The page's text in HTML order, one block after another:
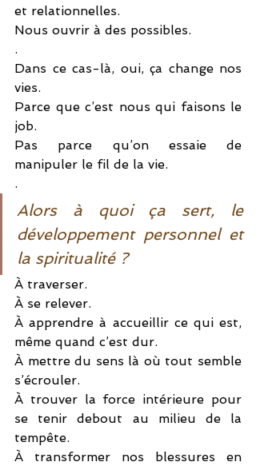
et relationnelles.
Nous ouvrir à des possibles.
.
Dans ce cas-là, oui, ça change nos
vies.
Parce que c’est nous qui faisons le
job.
Pas parce qu’on essaie de
manipuler le fil de la vie.
.
Alors à quoi ça sert, le
développement personnel et
la spiritualité ?
À traverser.
À se relever.
À apprendre à accueillir ce qui est,
même quand c’est dur.
À mettre du sens là où tout semble
s’écrouler.
À trouver la force intérieure pour
se tenir debout au milieu de la
tempête.
À transformer nos blessures en